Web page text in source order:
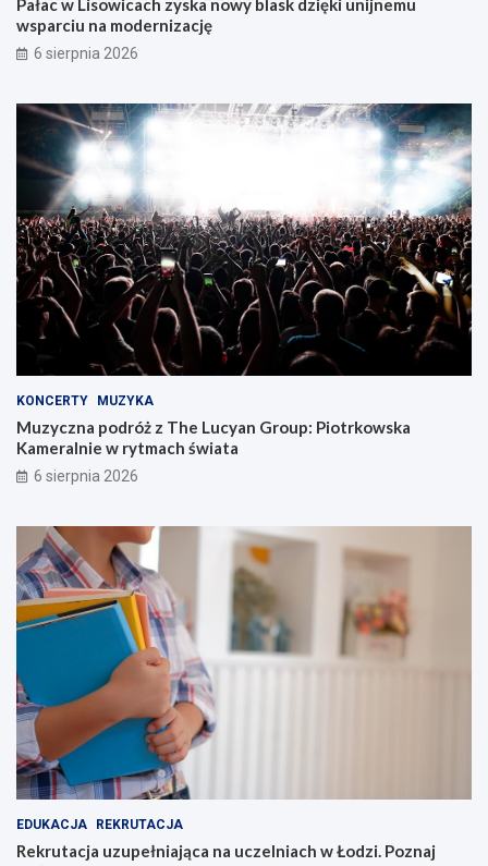
wsparciu na modernizację
6 sierpnia 2026
KONCERTY MUZYKA
Muzyczna podróż z The Lucyan Group: Piotrkowska
Kameralnie w rytmach świata
6 sierpnia 2026
EDUKACJA REKRUTACJA
Rekrutacja uzupełniająca na uczelniach w Łodzi. Poznaj